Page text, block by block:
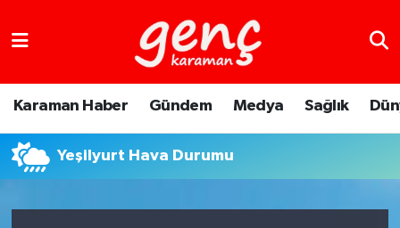
Karaman Haber Gündem Medya Sağlık
Yeşilyurt Hava Durumu